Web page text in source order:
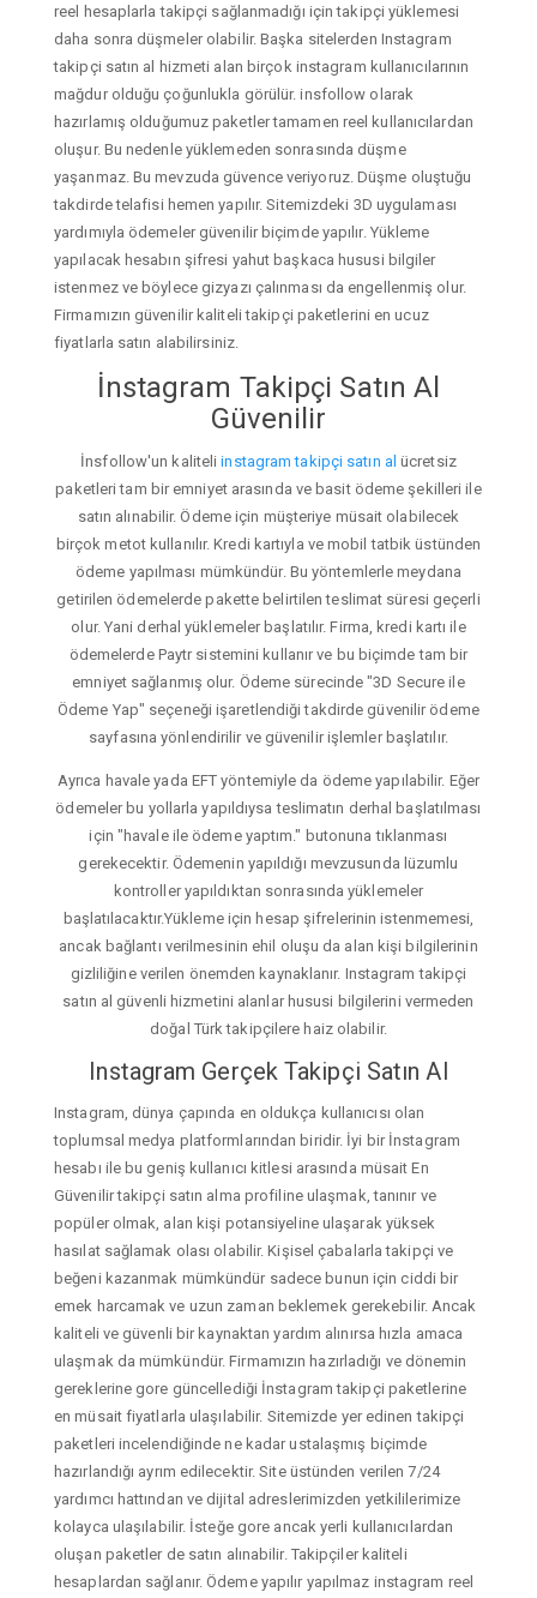
reel hesaplarla takipçi sağlanmadığı için takipçi yüklemesi
daha sonra düşmeler olabilir. Başka sitelerden Instagram
takipçi satın al hizmeti alan birçok instagram kullanıcılarının
mağdur olduğu çoğunlukla görülür. insfollow olarak
hazırlamış olduğumuz paketler tamamen reel kullanıcılardan
oluşur. Bu nedenle yüklemeden sonrasında düşme
yaşanmaz. Bu mevzuda güvence veriyoruz. Düşme oluştuğu
takdirde telafisi hemen yapılır. Sitemizdeki 3D uygulaması
yardımıyla ödemeler güvenilir biçimde yapılır. Yükleme
yapılacak hesabın şifresi yahut başkaca hususi bilgiler
istenmez ve böylece gizyazı çalınması da engellenmiş olur.
Firmamızın güvenilir kaliteli takipçi paketlerini en ucuz
fiyatlarla satın alabilirsiniz.
İnstagram Takipçi Satın Al
Güvenilir
İnsfollow'un kaliteliinstagram takipçi satın al ücretsiz
paketleri tam bir emniyet arasında ve basit ödeme şekilleri ile
satın alınabilir. Ödeme için müşteriye müsait olabilecek
birçok metot kullanılır. Kredi kartıyla ve mobil tatbik üstünden
ödeme yapılması mümkündür. Bu yöntemlerle meydana
getirilen ödemelerde pakette belirtilen teslimat süresi geçerli
olur. Yani derhal yüklemeler başlatılır. Firma, kredi kartı ile
ödemelerde Paytr sistemini kullanır ve bu biçimde tam bir
emniyet sağlanmış olur. Ödeme sürecinde "3D Secure ile
Ödeme Yap" seçeneği işaretlendiği takdirde güvenilir ödeme
sayfasına yönlendirilir ve güvenilir işlemler başlatılır.
Ayrıca havale yada EFT yöntemiyle da ödeme yapılabilir. Eğer
ödemeler bu yollarla yapıldıysa teslimatın derhal başlatılması
için "havale ile ödeme yaptım." butonuna tıklanması
gerekecektir. Ödemenin yapıldığı mevzusunda lüzumlu
kontroller yapıldıktan sonrasında yüklemeler
başlatılacaktır.Yükleme için hesap şifrelerinin istenmemesi,
ancak bağlantı verilmesinin ehil oluşu da alan kişi bilgilerinin
gizliliğine verilen önemden kaynaklanır. Instagram takipçi
satın al güvenli hizmetini alanlar hususi bilgilerini vermeden
doğal Türk takipçilere haiz olabilir.
Instagram Gerçek Takipçi Satın Al
Instagram, dünya çapında en oldukça kullanıcısı olan
toplumsal medya platformlarından biridir. İyi bir İnstagram
hesabı ile bu geniş kullanıcı kitlesi arasında müsait En
Güvenilir takipçi satın alma profiline ulaşmak, tanınır ve
popüler olmak, alan kişi potansiyeline ulaşarak yüksek
hasılat sağlamak olası olabilir. Kişisel çabalarla takipçi ve
beğeni kazanmak mümkündür sadece bunun için ciddi bir
emek harcamak ve uzun zaman beklemek gerekebilir. Ancak
kaliteli ve güvenli bir kaynaktan yardım alınırsa hızla amaca
ulaşmak da mümkündür. Firmamızın hazırladığı ve dönemin
gereklerine gore güncellediği İnstagram takipçi paketlerine
en müsait fiyatlarla ulaşılabilir. Sitemizde yer edinen takipçi
paketleri incelendiğinde ne kadar ustalaşmış biçimde
hazırlandığı ayrım edilecektir. Site üstünden verilen 7/24
yardımcı hattından ve dijital adreslerimizden yetkililerimize
kolayca ulaşılabilir. İsteğe gore ancak yerli kullanıcılardan
oluşan paketler de satın alınabilir. Takipçiler kaliteli
hesaplardan sağlanır. Ödeme yapılır yapılmaz instagram reel